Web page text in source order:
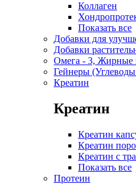
Коллаген
Показать все
Добавки для
Добавки
Омега - 3, Жирные
Гейнеры
Креатин
Креатин
Креатин
Креатин
Креатин с
Показать все
Протеин